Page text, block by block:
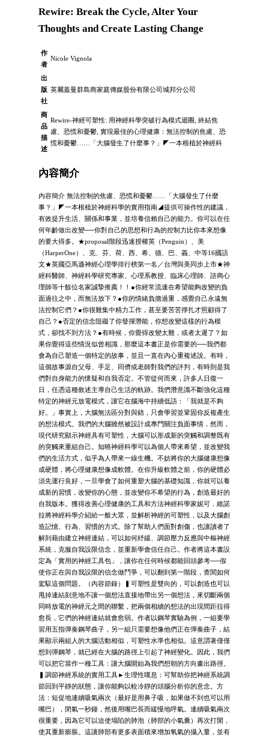
Rewire: Break the Cycle, Alter Your
Thoughts and Create Lasting Change
作
者
Nicole Vignola
出
版
社
英屬蓋曼群島商家庭傳媒股份有限公司城邦分公司
商
品
描
述
Rewire-神經可塑性: 用神經科學突破行為模式迴圈, 終結焦
慮、恐慌和憂鬱, 實現最佳的心理健康：無法控制的焦慮、恐
慌和憂鬱……「大腦發生了什麼事？」◤一本根植於神經科
內容簡介
內容簡介 無法控制的焦慮、恐慌和憂鬱……「大腦發生了什麼
事？」◤一本根植於神經科學的實用指南◢提供可操作性的建議，
有效提升生活、關係和事業，並培養信賴自己的能力。你可以在任
何年齡做出改變──你對自己的思想和行為的控制力比你本來想像
的要大得多。★proposal階段迅速授權英（Penguin）、美
（HarperOne）、克、芬、荷、西、希、德、巴、義、中等16國語
文★英國亞馬遜神經心理學排行榜第一名／台灣與美同步上市★神
經科醫師、神經科學研究專家、心理系教授、臨床心理師、諮商心
理師等十餘位名家誠摯推薦！！●你經常流連在希望能夠改變的負
面過往之中，而無法放下？●你的情緒負擔過重，感覺自己永遠無
法控制它們？●你很難集中精力工作，甚至要苦苦掙扎才照顧得了
自己？●否定的信念阻礙了你發揮潛能，你想改變這樣的行為模
式，卻找不到方法？●有時候，你覺得改變太難，或者太遲了？如
果你覺得這些情況似曾相識，那麼這本書正是你需要的──我們都
會為自己塑造一個特定的故事，並且一直在內心重複述說。有時，
這個故事源自父母、手足、同儕或老師對我們的評判，有時則是我
們對自身能力的懷疑和自我否定。不管從何而來，許多人日復一
日，任憑這種敘述主導自己生活的軌跡。我們潛意識不斷強化這種
特定的神經元放電模式，讓它在腦海中持續低語：「我就是不夠
好。」事實上，大腦無法區分對與錯，只會學習並鞏固你反複產生
的想法模式。我們的大腦雖然被設計成專門關注負面事情，然而，
現代研究顯示神經具有可塑性，大腦可以形成新的突觸和調整既有
的突觸來重組自己。知曉神經科學可以為個人帶來希望，並改變我
們的生活方式，似乎為人帶來一線生機。不妨將你的大腦健康想像
成硬體，將心理健康想像成軟體。在你升級軟體之前，你的硬體必
須先運行良好，一旦學會了如何重塑大腦的基礎知識，你就可以養
成新的習慣，改變你的心態，並改變你不希望的行為，創造最好的
自我版本。獲得改善心理健康的工具和方法神經科學家妮可．維諾
拉將神經科學介紹給一般大眾，並解析神經的可塑性，以及大腦創
造記憶、行為、習慣的方式。除了幫助人們面對創傷，也讓讀者了
解到藉由建立神經連結，可以如何紓緩、調節壓力反應與中樞神經
系統，克服自我設限信念，並重新學會信任自己。作者將這本書設
定為「實用的神經工具包」，讓你在任何時候都能回頭參考──假
使你正在與自我設限的信念做鬥爭，可以翻到第一階段，查閱如何
駕馭這個問題。（內容節錄）▍可塑性是雙向的，可以創造也可以
甩掉連結刻意地不讓一個想法直接地帶出另一個想法，來切斷兩個
同時放電的神經元之間的聯繫，把兩個相續的想法的出現間距拉得
愈長，它們的神經連結就會愈弱。作者以鋼琴實驗為例，一組要學
習用五指彈奏鋼琴曲子，另一組只需要想像他們正在彈奏曲子，結
果顯示兩組人的大腦活動相似，可塑性水準也相似。這意謂著僅僅
想到彈鋼琴，就已經在大腦的路徑上引起了神經變化。因此，我們
可以把它當作一種工具：讓大腦開始為我們想朝的方向畫出路徑。
▍調節神經系統的實用工具►生理性嘆息：可幫助你把神經系統調
節回到平靜的狀態，讓你能夠以較冷靜的頭腦分析你的意念。方
法：短促地連續吸氣兩次（最好是用鼻子吸，如果做不到也可以用
嘴巴），閉氣一秒鐘，然後用嘴巴長而緩慢地呼氣。連續吸氣兩次
很重要，因為它可以迫使塌陷的肺泡（肺部的小氣囊）再次打開，
使其重新膨脹。這讓肺部有更多表面積來增加氧氣的攝入量，並有